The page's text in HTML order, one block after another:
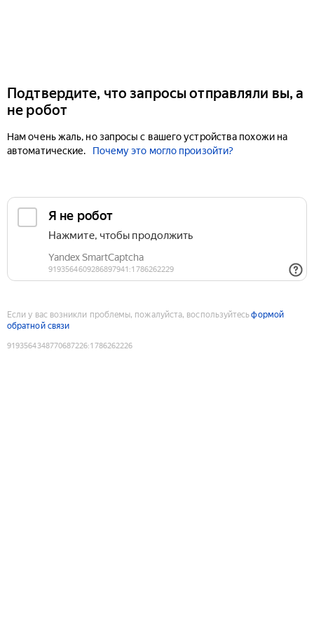
Подтвердите, что запросы отправляли вы, а
не робот
Нам очень жаль, но запросы с вашего устройства похожи на
автоматические.
Почему это могло произойти?
Если у вас возникли проблемы, пожалуйста, воспользуйтесьформой
обратной связи
9193564348770687226:1786262226